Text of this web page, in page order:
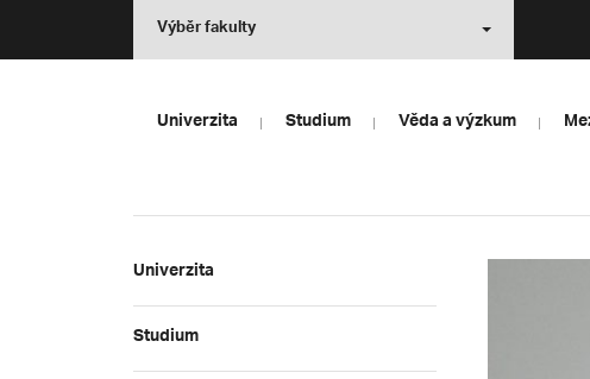
Výběr fakulty
Univerzita Studium Věda a výzkum
Univerzita
Studium